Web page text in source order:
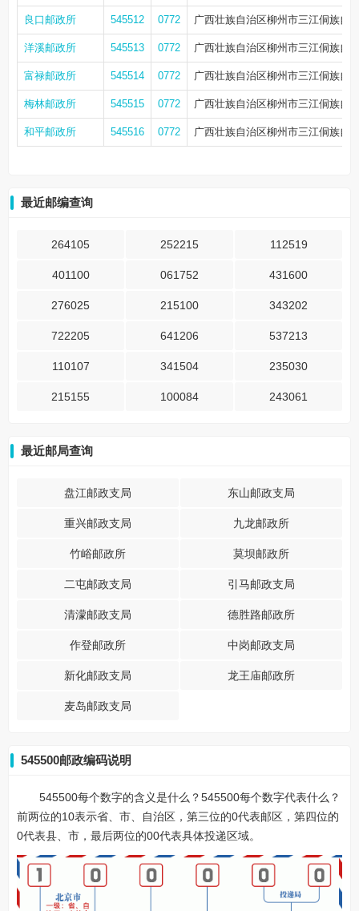
良口邮政所 545512 0772 广西壮族自治区柳州市三江侗族自
洋溪邮政所 545513 0772 广西壮族自治区柳州市三江侗族自
富禄邮政所 545514 0772 广西壮族自治区柳州市三江侗族自
梅林邮政所 545515 0772 广西壮族自治区柳州市三江侗族自
和平邮政所 545516 0772 广西壮族自治区柳州市三江侗族自
最近邮编查询
264105 252215 112519
401100 061752 431600
276025 215100 343202
722205 641206 537213
110107 341504 235030
215155 100084 243061
最近邮局查询
盘江邮政支局 东山邮政支局
重兴邮政支局 九龙邮政所
竹峪邮政所 莫坝邮政所
二屯邮政支局 引马邮政支局
清濛邮政支局 德胜路邮政所
作登邮政所 中岗邮政支局
新化邮政支局 龙王庙邮政所
麦岛邮政支局
545500邮政编码说明
545500每个数字的含义是什么？545500每个数字代表什么？
前两位的10表示省、市、自治区，第三位的0代表邮区，第四位的
0代表县、市，最后两位的00代表具体投递区域。